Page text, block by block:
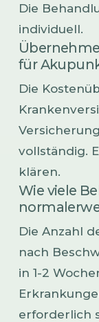
Die
individuell.
für
Die
vollständig.
klären.
Wie viele
Die Anzahl
nach
in 1-2
erforderlich